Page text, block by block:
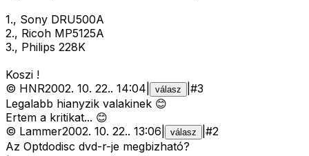
1., Sony DRU500A
2., Ricoh MP5125A
3., Philips 228K
Koszi !
© HNR2002. 10. 22.. 14:04 válasz #3
Legalabb hianyzik valakinek 😊
Ertem a kritikat... 😊
© Lammer2002. 10. 22.. 13:06 válasz #2
Az Optdodisc dvd-r-je megbizható?